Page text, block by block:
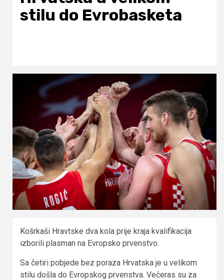
stilu do Evrobasketa
Košrkaši Hravtske dva kola prije kraja kvalifikacija
izborili plasman na Evropsko prvenstvo.
Sa četiri pobjede bez poraza Hrvatska je u velikom
stilu došla do Evropskog prvenstva. Večeras su za